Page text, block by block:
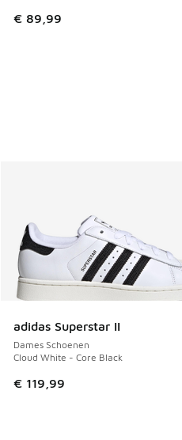
€ 89,99
adidas Superstar II
Dames Schoenen
Cloud White - Core Black
€ 119,99